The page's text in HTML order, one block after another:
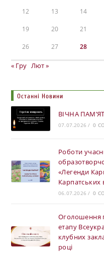
12 13 14
19 20 21
26 27 28
« Гру Лют »
Останні Новини
ВІЧНА
07.07.2026 / 0
Роботи
«Легенди
06.07.2026 / 0
Оголошення
етапу
клубних
році